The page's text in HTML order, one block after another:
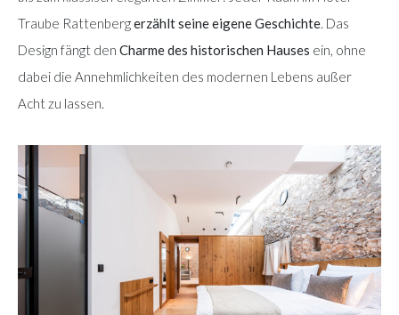
Traube Rattenbergerzählt seine eigene Geschichte. Das
Design fängt den Charme des historischen Hauses ein, ohne
dabei die Annehmlichkeiten des modernen Lebens außer
Acht zu lassen.